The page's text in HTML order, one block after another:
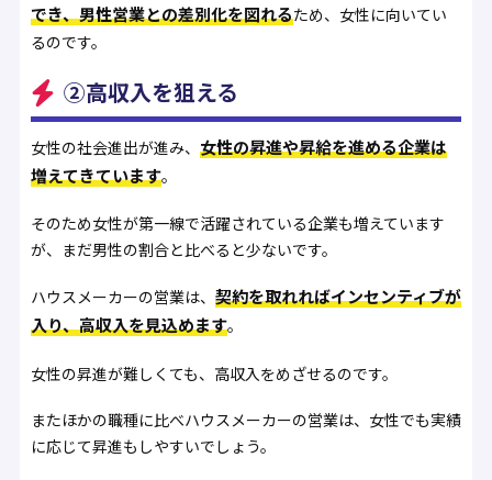
でき、男性営業との差別化を図れるため、女性に向いてい
るのです。
②高収入を狙える
女性の社会進出が進み、 女性の昇進や昇給を進める企業は
増えてきています。
そのため女性が第一線で活躍されている企業も増えています
が、まだ男性の割合と比べると少ないです。
ハウスメーカーの営業は、 契約を取れればインセンティブが
入り、高収入を見込めます。
女性の昇進が難しくても、高収入をめざせるのです。
またほかの職種に比べハウスメーカーの営業は、女性でも実績
に応じて昇進もしやすいでしょう。